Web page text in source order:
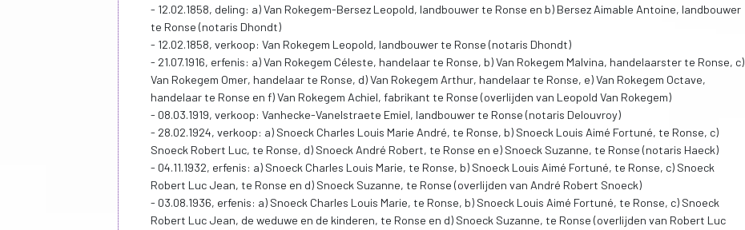
- 12.02.1858, deling: a) Van Rokegem-Bersez Leopold, landbouwer te Ronse en b) Bersez Aimable Antoine, landbouwer
te Ronse (notaris Dhondt)
- 12.02.1858, verkoop: Van Rokegem Leopold, landbouwer te Ronse (notaris Dhondt)
- 21.07.1916, erfenis: a) Van Rokegem Céleste, handelaar te Ronse, b) Van Rokegem Malvina, handelaarster te Ronse, c)
Van Rokegem Omer, handelaar te Ronse, d) Van Rokegem Arthur, handelaar te Ronse, e) Van Rokegem Octave,
handelaar te Ronse en f) Van Rokegem Achiel, fabrikant te Ronse (overlijden van Leopold Van Rokegem)
- 08.03.1919, verkoop: Vanhecke-Vanelstraete Emiel, landbouwer te Ronse (notaris Delouvroy)
- 28.02.1924, verkoop: a) Snoeck Charles Louis Marie André, te Ronse, b) Snoeck Louis Aimé Fortuné, te Ronse, c)
Snoeck Robert Luc, te Ronse, d) Snoeck André Robert, te Ronse en e) Snoeck Suzanne, te Ronse (notaris Haeck)
- 04.11.1932, erfenis: a) Snoeck Charles Louis Marie, te Ronse, b) Snoeck Louis Aimé Fortuné, te Ronse, c) Snoeck
Robert Luc Jean, te Ronse en d) Snoeck Suzanne, te Ronse (overlijden van André Robert Snoeck)
- 03.08.1936, erfenis: a) Snoeck Charles Louis Marie, te Ronse, b) Snoeck Louis Aimé Fortuné, te Ronse, c) Snoeck
Robert Luc Jean, de weduwe en de kinderen, te Ronse en d) Snoeck Suzanne, te Ronse (overlijden van Robert Luc